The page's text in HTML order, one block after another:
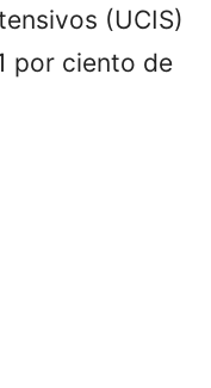
(UCIS)
por ciento de